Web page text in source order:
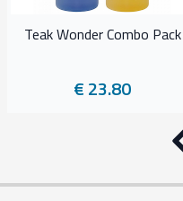
Teak Wonder Combo Pack
€ 23.80